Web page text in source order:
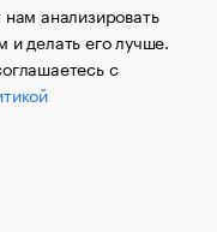
анализировать
и делать его лучше.
с